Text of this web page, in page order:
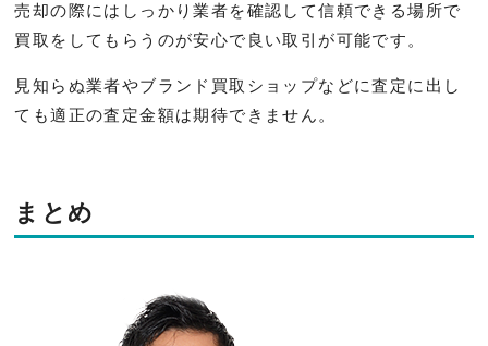
売却の際にはしっかり業者を確認して信頼できる場所で
買取をしてもらうのが安心で良い取引が可能です。
見知らぬ業者やブランド買取ショップなどに査定に出し
ても適正の査定金額は期待できません。
まとめ